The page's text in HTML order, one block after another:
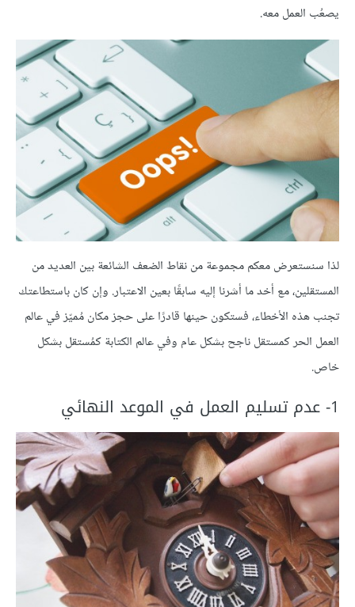
يصعُب العمل معه.
لذا سنستعرض معكم مجموعة من نقاط الضعف الشائعة بين العديد من
المستقلين، مع أخد ما أشرنا إليه سابقًا بعين الاعتبار. وإن كان باستطاعتك
تجنب هذه الأخطاء، فستكون حينها قادرًا على حجز مكان مُميّز في عالم
العمل الحر كمستقل ناجح بشكل عام وفي عالم الكتابة كمُستقل بشكل
خاص.
1- عدم تسليم العمل في الموعد النهائي